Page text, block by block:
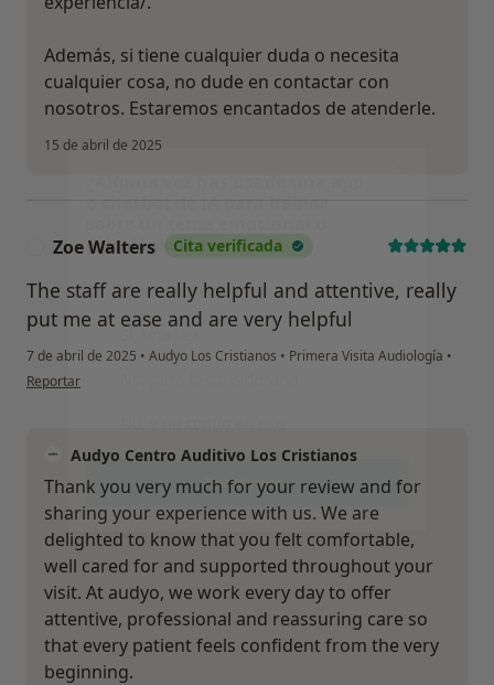
Además, si tiene cualquier duda o necesita
cualquier cosa, no dude en contactar con
nosotros. Estaremos encantados de atenderle.
15 de abril de 2025
Zoe Walters Cita verificada
The staff are really helpful and attentive, really
put me at ease and are very helpful
7 de abril de 2025 • Audyo Los Cristianos • Primera Visita Audiología •
en opinión del usuario Zoe Walters
Reportar
Audyo Centro Auditivo Los Cristianos
Thank you very much for your review and for
sharing your experience with us. We are
delighted to know that you felt comfortable,
well cared for and supported throughout your
visit. At audyo, we work every day to offer
attentive, professional and reassuring care so
that every patient feels confident from the very
beginning.